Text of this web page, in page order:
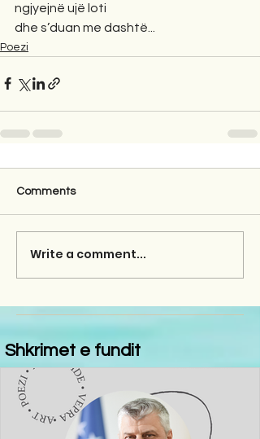
ngjyejnë ujë loti
dhe s’duan me dashtë...
Poezi
Comments
Write a comment...
Shkrimet e fundit